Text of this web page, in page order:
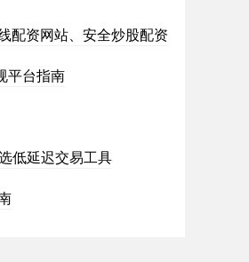
配资网站、安全炒股配资
平台指南
低延迟交易工具